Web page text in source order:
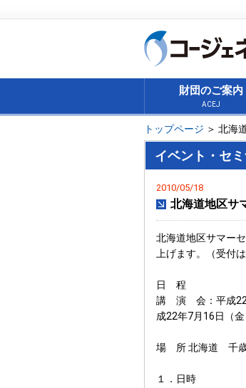
財団のご案内
ACEJ
トップページ ＞ 北海
イベント・セ
2010/05/18
北海道地区サ
北海道地区サマー
上げます。（受付
日 程
講 演 会：
成22年7月16日（
場 所 北海道 千歳
１．日時